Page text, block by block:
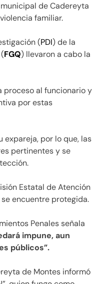
de Cadereyta
familiar.
(PDI) de la
FGQ) llevaron a cabo la
proceso al funcionario y
por estas
expareja, por lo que, las
pertinentes y se
Estatal de Atención
encuentre protegida.
Penales señala
impune, aun
públicos”.
de Montes informó